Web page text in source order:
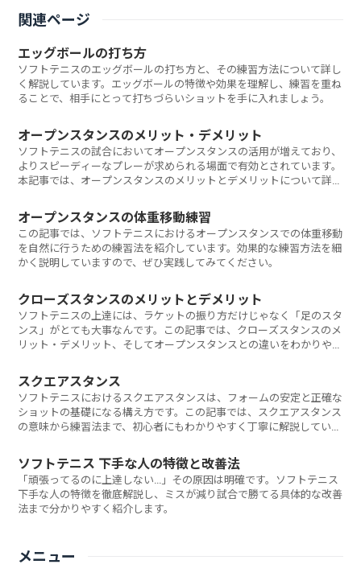
関連ページ
エッグボールの打ち方
ソフトテニスのエッグボールの打ち方と、その練習方法について詳し
く解説しています。エッグボールの特徴や効果を理解し、練習を重ね
ることで、相手にとって打ちづらいショットを手に入れましょう。
オープンスタンスのメリット・デメリット
ソフトテニスの試合においてオープンスタンスの活用が増えており、
よりスピーディーなプレーが求められる場面で有効とされています。
本記事では、オープンスタンスのメリットとデメリットについて詳し
オープンスタンスの体重移動練習
この記事では、ソフトテニスにおけるオープンスタンスでの体重移動
を自然に行うための練習法を紹介しています。効果的な練習方法を細
かく説明していますので、ぜひ実践してみてください。
クローズスタンスのメリットとデメリット
ソフトテニスの上達には、ラケットの振り方だけじゃなく「足のスタ
ンス」がとても大事なんです。この記事では、クローズスタンスのメ
リット・デメリット、そしてオープンスタンスとの違いをわかりやす
スクエアスタンス
ソフトテニスにおけるスクエアスタンスは、フォームの安定と正確な
ショットの基礎になる構え方です。この記事では、スクエアスタンス
の意味から練習法まで、初心者にもわかりやすく丁寧に解説していき
ソフトテニス 下手な人の特徴と改善法
「頑張ってるのに上達しない…」その原因は明確です。ソフトテニス
下手な人の特徴を徹底解説し、ミスが減り試合で勝てる具体的な改善
法まで分かりやすく紹介します。
メニュー